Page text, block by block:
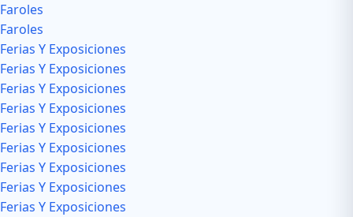
Faroles
Faroles
Ferias Y Exposiciones
Ferias Y Exposiciones
Ferias Y Exposiciones
Ferias Y Exposiciones
Ferias Y Exposiciones
Ferias Y Exposiciones
Ferias Y Exposiciones
Ferias Y Exposiciones
Ferias Y Exposiciones